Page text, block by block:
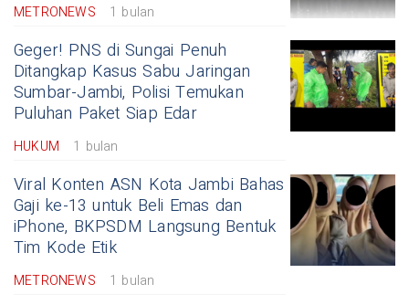
METRONEWS 1 bulan
Geger! PNS di Sungai Penuh
Ditangkap Kasus Sabu Jaringan
Sumbar-Jambi, Polisi Temukan
Puluhan Paket Siap Edar
HUKUM 1 bulan
Viral Konten ASN Kota Jambi Bahas
Gaji ke-13 untuk Beli Emas dan
iPhone, BKPSDM Langsung Bentuk
Tim Kode Etik
METRONEWS 1 bulan